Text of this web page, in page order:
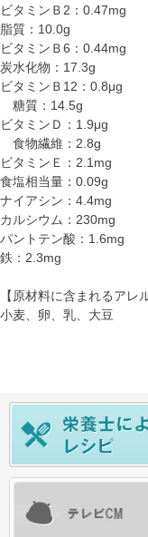
ビタミンＢ2：0.47mg
脂質：10.0g
ビタミンＢ6：0.44mg
炭水化物：17.3g
ビタミンＢ12：0.8μg
糖質：14.5g
ビタミンＤ：1.9μg
食物繊維：2.8g
ビタミンＥ：2.1mg
食塩相当量：0.09g
ナイアシン：4.4mg
カルシウム：230mg
パントテン酸：1.6mg
鉄：2.3mg
【原材料に含まれるアレ
小麦、卵、乳、大豆